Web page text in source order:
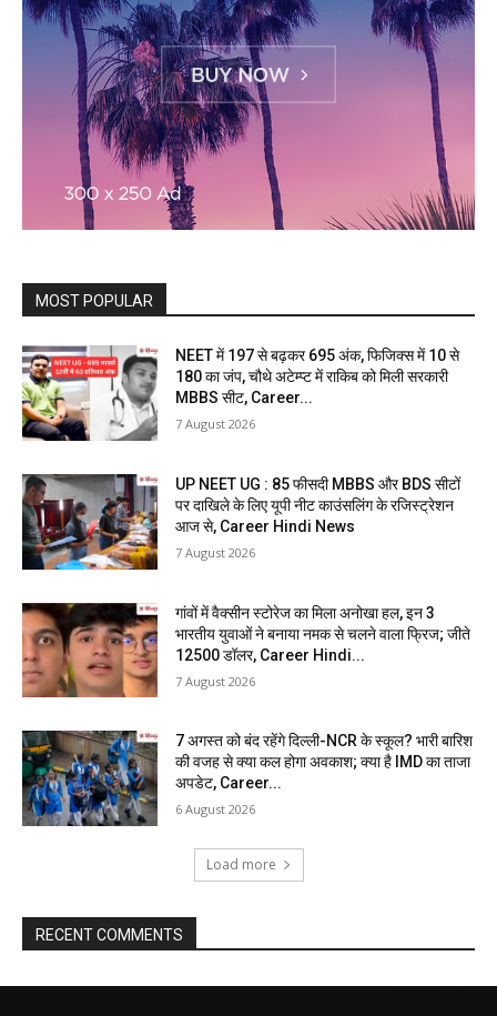
MOST POPULAR
NEET में 197 से बढ़कर 695 अंक, फिजिक्स में 10 से
180 का जंप, चौथे अटेम्प्ट में राकिब को मिली सरकारी
MBBS सीट, Career...
7 August 2026
UP NEET UG : 85 फीसदी MBBS और BDS सीटों
पर दाखिले के लिए यूपी नीट काउंसलिंग के रजिस्ट्रेशन
आज से, Career Hindi News
7 August 2026
गांवों में वैक्सीन स्टोरेज का मिला अनोखा हल, इन 3
भारतीय युवाओं ने बनाया नमक से चलने वाला फ्रिज; जीते
12500 डॉलर, Career Hindi...
7 August 2026
7 अगस्त को बंद रहेंगे दिल्ली-NCR के स्कूल? भारी बारिश
की वजह से क्या कल होगा अवकाश; क्या है IMD का ताजा
अपडेट, Career...
6 August 2026
Load more
RECENT COMMENTS